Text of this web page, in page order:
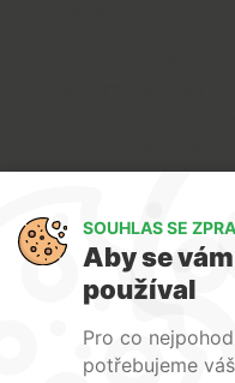
O nás
Kontakty
SOUHLAS SE
Aby se
používal
Pro co
potřebujeme